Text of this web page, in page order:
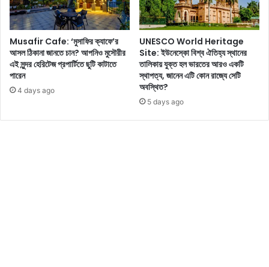
ল্ড
ব্লা
উ
জ
!
কি
লা
র
জে
Musafir Cafe: ‘মুসাফির ক্যাফে’র
আসল ঠিকানা জানতে চান? আপনিও মুসৌরীর
এই সুন্দর হেরিটেজ প্রপার্টিতে ছুটি কাটাতে
পারেন
4 days ago
UNESCO World Heritage
Site: ইউনেস্কো বিশ্ব ঐতিহ্য স্থানের
তালিকায় যুক্ত হল ভারতের আরও একটি
স্থাপত্য, জানেন এটি কোন রাজ্যে সেটি
অবস্থিত?
5 days ago